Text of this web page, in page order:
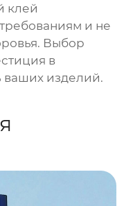
клей
и не
Выбор
в
ваших изделий.